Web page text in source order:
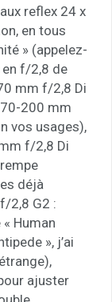
reflex 24 x
en tous
» (appelez-
f/2,8 de
mm f/2,8 Di
70-200 mm
vos usages),
f/2,8 Di
déjà
2,8 G2 :
Human
», j’ai
ajuster